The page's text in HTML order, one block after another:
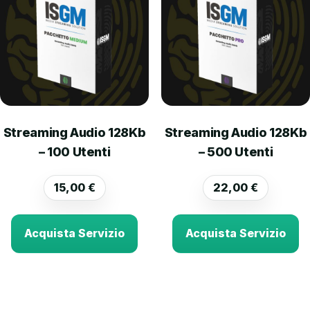
Streaming Audio 128Kb
– 100 Utenti
15,00 €
Acquista Servizio
Streaming Audio 128Kb
– 500 Utenti
22,00 €
Acquista Servizio